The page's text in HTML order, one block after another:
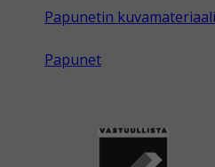
Papunetin
Papunet